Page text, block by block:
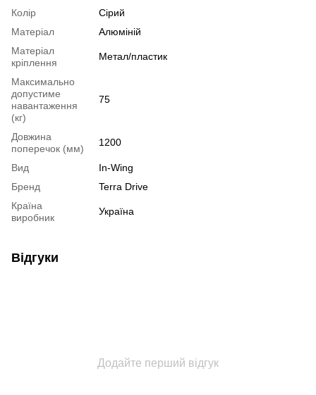
Колір
Сірий
Матеріал
Алюміній
Матеріал
кріплення
Метал/пластик
Максимально
допустиме
навантаження
(кг)
75
Довжина
поперечок (мм)
1200
Вид
In-Wing
Бренд
Terra Drive
Країна
виробник
Україна
Відгуки
Додайте перший відгук